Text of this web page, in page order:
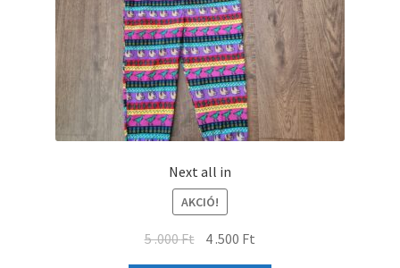
Next all in
AKCIÓ!
5 .000Ft 4 .500 Ft